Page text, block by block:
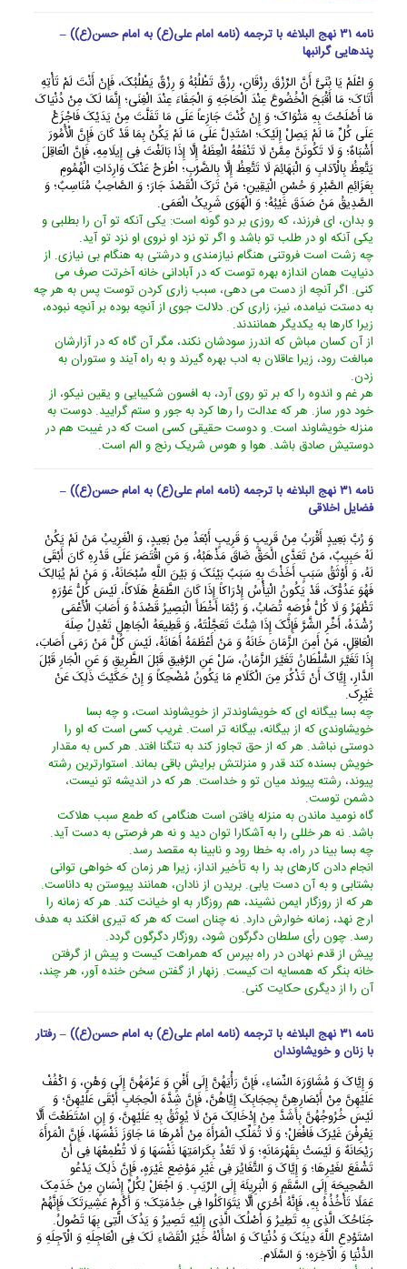
نامه ۳۱ نهج البلاغه با ترجمه (نامه امام علی(ع) به امام حسن(ع)) –
پندهایی گرانبها
وَ اعْلَمْ یَا بُنَیَّ أَنَّ الرِّزْقَ رِزْقَانِ، رِزْقٌ تَطْلُبُهُ وَ رِزْقٌ یَطْلُبُکَ، فَإِنْ أَنْتَ لَمْ تَأْتِهِ
أَتَاکَ؛ مَا أَقْبَحَ الْخُضُوعَ عِنْدَ الْحَاجَهِ وَ الْجَفَاءَ عِنْدَ الْغِنَى؛ إِنَّمَا لَکَ مِنْ دُنْیَاکَ
مَا أَصْلَحْتَ بِهِ مَثْوَاکَ؛ وَ إِنْ کُنْتَ جَازِعاً عَلَى مَا تَفَلَّتَ مِنْ یَدَیْکَ فَاجْزَعْ
عَلَى کُلِّ مَا لَمْ یَصِلْ إِلَیْکَ؛ اسْتَدِلَّ عَلَى مَا لَمْ یَکُنْ بِمَا قَدْ کَانَ فَإِنَّ الْأُمُورَ
أَشْبَاهٌ؛ وَ لَا تَکُونَنَّ مِمَّنْ لَا تَنْفَعُهُ الْعِظَهُ إِلَّا إِذَا بَالَغْتَ فِی إِیلَامِهِ، فَإِنَّ الْعَاقِلَ
یَتَّعِظُ بِالْآدَابِ وَ الْبَهَائِمَ لَا تَتَّعِظُ إِلَّا بِالضَّرْبِ؛ اطْرَحْ عَنْکَ وَارِدَاتِ الْهُمُومِ
بِعَزَائِمِ الصَّبْرِ وَ حُسْنِ الْیَقِینِ؛ مَنْ تَرَکَ الْقَصْدَ جَارَ؛ وَ الصَّاحِبُ مُنَاسِبٌ؛ وَ
الصَّدِیقُ مَنْ صَدَقَ غَیْبُهُ؛ وَ الْهَوَى شَرِیکُ الْعَمَى.
و بدان، اى فرزند، که روزى بر دو گونه است: یکى آنکه تو آن را بطلبى و
یکى آنکه او در طلب تو باشد و اگر تو نزد او نروى او نزد تو آید.
چه زشت است فروتنى هنگام نیازمندى و درشتى به هنگام بى نیازى. از
دنیایت همان اندازه بهره توست که در آبادانى خانه آخرتت صرف مى
کنى. اگر آنچه از دست مى دهى، سبب زارى کردن توست پس به هر چه
به دستت نیامده، نیز، زارى کن. دلالت جوى از آنچه بوده بر آنچه نبوده،
زیرا کارها به یکدیگر همانندند.
از آن کسان مباش که اندرز سودشان نکند، مگر آن گاه که در آزارشان
مبالغت رود، زیرا عاقلان به ادب بهره گیرند و به راه آیند و ستوران به
زدن.
هر غم و اندوه را که بر تو روى آرد، به افسون شکیبایى و یقین نیکو، از
خود دور ساز. هر که عدالت را رها کرد به جور و ستم گرایید. دوست به
منزله خویشاوند است. و دوست حقیقى کسى است که در غیبت هم در
دوستیش صادق باشد. هوا و هوس شریک رنج و الم است.
نامه ۳۱ نهج البلاغه با ترجمه (نامه امام علی(ع) به امام حسن(ع)) –
فضایل اخلاقی
وَ رُبَّ بَعِیدٍ أَقْرَبُ مِنْ قَرِیبٍ وَ قَرِیبٍ أَبْعَدُ مِنْ بَعِیدٍ، وَ الْغَرِیبُ مَنْ لَمْ یَکُنْ
لَهُ حَبِیبٌ، مَنْ تَعَدَّى الْحَقَّ ضَاقَ مَذْهَبُهُ، وَ مَنِ اقْتَصَرَ عَلَى قَدْرِهِ کَانَ أَبْقَى
لَهُ، وَ أَوْثَقُ سَبَبٍ أَخَذْتَ بِهِ سَبَبٌ بَیْنَکَ وَ بَیْنَ اللَّهِ سُبْحَانَهُ، وَ مَنْ لَمْ یُبَالِکَ
فَهُوَ عَدُوُّکَ، قَدْ یَکُونُ الْیَأْسُ إِدْرَاکاً إِذَا کَانَ الطَّمَعُ هَلَاکاً، لَیْسَ کُلُّ عَوْرَهٍ
تَظْهَرُ وَ لَا کُلُّ فُرْصَهٍ تُصَابُ، وَ رُبَّمَا أَخْطَأَ الْبَصِیرُ قَصْدَهُ وَ أَصَابَ الْأَعْمَى
رُشْدَهُ، أَخِّرِ الشَّرَّ فَإِنَّکَ إِذَا شِئْتَ تَعَجَّلْتَهُ، وَ قَطِیعَهُ الْجَاهِلِ تَعْدِلُ صِلَهَ
الْعَاقِلِ، مَنْ أَمِنَ الزَّمَانَ خَانَهُ وَ مَنْ أَعْظَمَهُ أَهَانَهُ، لَیْسَ کُلُّ مَنْ رَمَى أَصَابَ،
إِذَا تَغَیَّرَ السُّلْطَانُ تَغَیَّرَ الزَّمَانُ، سَلْ عَنِ الرَّفِیقِ قَبْلَ الطَّرِیقِ وَ عَنِ الْجَارِ قَبْلَ
الدَّارِ، إِیَّاکَ أَنْ تَذْکُرَ مِنَ الْکَلَامِ مَا یَکُونُ مُضْحِکاً وَ إِنْ حَکَیْتَ ذَلِکَ عَنْ
غَیْرِک.
چه بسا بیگانه اى که خویشاوندتر از خویشاوند است، و چه بسا
خویشاوندى که از بیگانه، بیگانه تر است. غریب کسى است که او را
دوستى نباشد. هر که از حق تجاوز کند به تنگنا افتد. هر کس به مقدار
خویش بسنده کند قدر و منزلتش برایش باقى بماند. استوارترین رشته
پیوند، رشته پیوند میان تو و خداست. هر که در اندیشه تو نیست،
دشمن توست.
گاه نومید ماندن به منزله یافتن است هنگامى که طمع سبب هلاکت
باشد. نه هر خللى را به آشکارا توان دید و نه هر فرصتى به دست آید.
چه بسا بینا در راه، به خطا رود و نابینا به مقصد رسد.
انجام دادن کارهاى بد را به تأخیر انداز، زیرا هر زمان که خواهى توانى
بشتابى و به آن دست یابى. بریدن از نادان، همانند پیوستن به داناست.
هر که از روزگار ایمن نشیند، هم روزگار به او خیانت کند. هر که زمانه را
ارج نهد، زمانه خوارش دارد. نه چنان است که هر که تیرى افکند به هدف
رسد. چون رأى سلطان دگرگون شود، روزگار دگرگون گردد.
پیش از قدم نهادن در راه بپرس که همراهت کیست و پیش از گرفتن
خانه بنگر که همسایه ات کیست. زنهار از گفتن سخن خنده آور، هر چند،
آن را از دیگرى حکایت کنى.
نامه ۳۱ نهج البلاغه با ترجمه (نامه امام علی(ع) به امام حسن(ع)) – رفتار
با زنان و خویشاوندان
وَ إِیَّاکَ وَ مُشَاوَرَهَ النِّسَاءِ، فَإِنَّ رَأْیَهُنَّ إِلَى أَفْنٍ وَ عَزْمَهُنَّ إِلَى وَهْنٍ، وَ اکْفُفْ
عَلَیْهِنَّ مِنْ أَبْصَارِهِنَّ بِحِجَابِکَ إِیَّاهُنَّ، فَإِنَّ شِدَّهَ الْحِجَابِ أَبْقَى عَلَیْهِنَّ؛ وَ
لَیْسَ خُرُوجُهُنَّ بِأَشَدَّ مِنْ إِدْخَالِکَ مَنْ لَا یُوثَقُ بِهِ عَلَیْهِنَّ، وَ إِنِ اسْتَطَعْتَ أَلَّا
یَعْرِفْنَ غَیْرَکَ فَافْعَلْ؛ وَ لَا تُمَلِّکِ الْمَرْأَهَ مِنْ أَمْرِهَا مَا جَاوَزَ نَفْسَهَا، فَإِنَّ الْمَرْأَهَ
رَیْحَانَهٌ وَ لَیْسَتْ بِقَهْرَمَانَهٍ؛ وَ لَا تَعْدُ بِکَرَامَتِهَا نَفْسَهَا وَ لَا تُطْمِعْهَا فِی أَنْ
تَشْفَعَ لغَیْرِهَا؛ وَ إِیَّاکَ وَ التَّغَایُرَ فِی غَیْرِ مَوْضِعِ غَیْرَهٍ، فَإِنَّ ذَلِکَ یَدْعُو
الصَّحِیحَهَ إِلَى السَّقَمِ وَ الْبَرِیئَهَ إِلَى الرِّیَبِ. وَ اجْعَلْ لِکُلِّ إِنْسَانٍ مِنْ خَدَمِکَ
عَمَلًا تَأْخُذُهُ بِهِ، فَإِنَّهُ أَحْرَى أَلَّا یَتَوَاکَلُوا فِی خِدْمَتِکَ؛ وَ أَکْرِمْ عَشِیرَتَکَ فَإِنَّهُمْ
جَنَاحُکَ الَّذِی بِهِ تَطِیرُ وَ أَصْلُکَ الَّذِی إِلَیْهِ تَصِیرُ وَ یَدُکَ الَّتِی بِهَا تَصُولُ.
اسْتَوْدِعِ اللَّهَ دِینَکَ وَ دُنْیَاکَ وَ اسْأَلْهُ خَیْرَ الْقَضَاءِ لَکَ فِی الْعَاجِلَهِ وَ الْآجِلَهِ وَ
الدُّنْیَا وَ الْآخِرَهِ؛ وَ السَّلَام.